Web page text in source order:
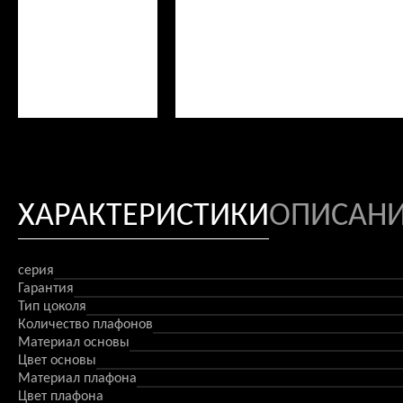
ХАРАКТЕРИСТИКИ
серия
Гарантия
Тип цоколя
Количество плафонов
Материал основы
Цвет основы
Материал плафона
Цвет плафона